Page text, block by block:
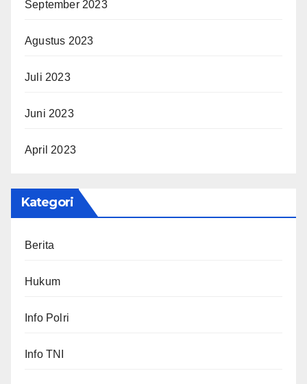
September 2023
Agustus 2023
Juli 2023
Juni 2023
April 2023
Kategori
Berita
Hukum
Info Polri
Info TNI